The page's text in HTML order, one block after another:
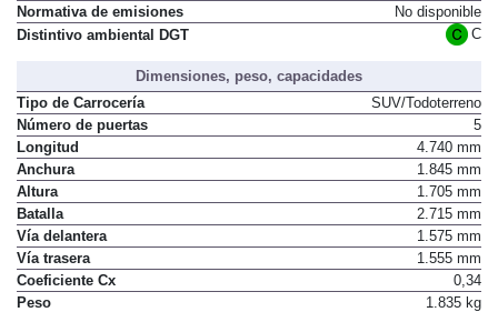
Normativa de emisiones
No disponible
Distintivo ambiental DGT
C
Dimensiones, peso, capacidades
Tipo de Carrocería
SUV/Todoterreno
Número de puertas
5
Longitud
4.740 mm
Anchura
1.845 mm
Altura
1.705 mm
Batalla
2.715 mm
Vía delantera
1.575 mm
Vía trasera
1.555 mm
Coeficiente Cx
0,34
Peso
1.835 kg